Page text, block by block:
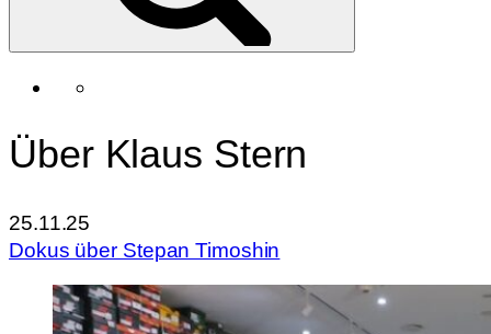
Über Klaus Stern
25.11.25
Dokus über Stepan Timoshin